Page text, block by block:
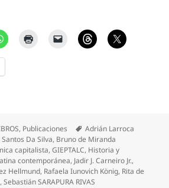
, Publicaciones Etiquetas
Adrián Larroca
Da Silva, Bruno de Miranda
capitalista,GIEPTALC, Historia y
contemporánea, Jadir J. Carneiro Jr.,
Hellmund, Rafaela Iunovich König, Rita de
,Sebastián SARAPURA RIVAS